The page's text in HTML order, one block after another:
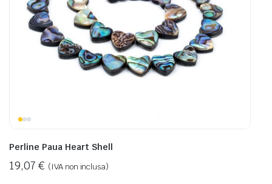
Perline Paua Heart Shell
19,07 € (IVA non inclusa)